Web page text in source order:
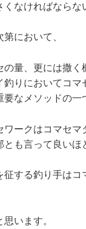
くなければならな
において、
量、更には撒く
釣りにおいてコマ
要なメソッドの一
ワークはコマセマ
も言って良いほ
する釣り手はコ
います。